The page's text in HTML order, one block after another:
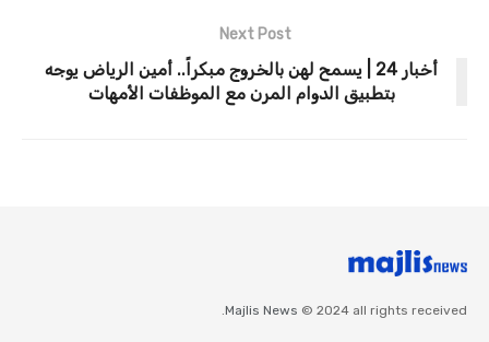
Next Post
أخبار 24 | يسمح لهن بالخروج مبكراً.. أمين الرياض يوجه
بتطبيق الدوام المرن مع الموظفات الأمهات
Majlis News © 2024 all rights received.